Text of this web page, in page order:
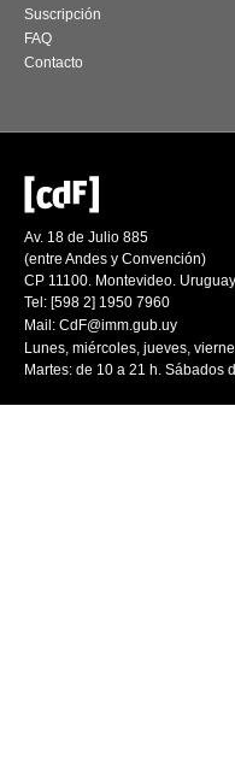
Suscripción
FAQ
Contacto
Av. 18 de Julio 885
(entre Andes y Convención)
CP 11100. Montevideo. Uruguay
Tel: [598 2] 1950 7960
Mail: CdF@imm.gub.uy
Lunes, miércoles, jueves,
Martes: de 10 a 21 h. Sábados